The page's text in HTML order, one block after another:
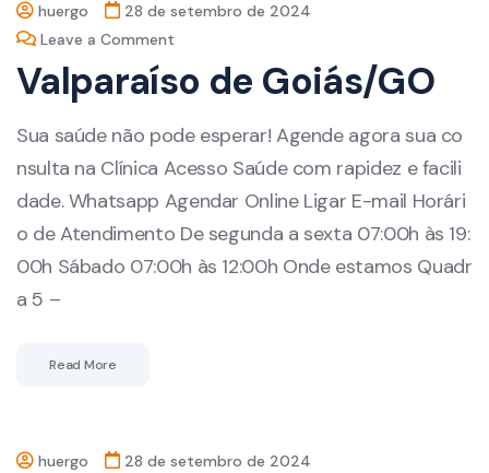
huergo
28 de setembro de 2024
Leave a Comment
Valparaíso de Goiás/GO
Sua saúde não pode esperar! Agende agora sua co
nsulta na Clínica Acesso Saúde com rapidez e facili
dade. Whatsapp Agendar Online Ligar E-mail Horári
o de Atendimento De segunda a sexta 07:00h às 19:
00h Sábado 07:00h às 12:00h Onde estamos Quadr
a 5 –
Read More
huergo
28 de setembro de 2024